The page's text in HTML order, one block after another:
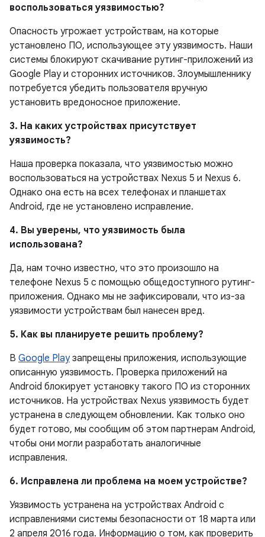
воспользоваться уязвимостью?
Опасность угрожает устройствам, на которые
установлено ПО, использующее эту уязвимость. Наши
системы блокируют скачивание рутинг-приложений из
Google Play и сторонних источников. Злоумышленнику
потребуется убедить пользователя вручную
установить вредоносное приложение.
3. На каких устройствах присутствует
уязвимость?
Наша проверка показала, что уязвимостью можно
воспользоваться на устройствах Nexus 5 и Nexus 6.
Однако она есть на всех телефонах и планшетах
Android, где не установлено исправление.
4. Вы уверены, что уязвимость была
использована?
Да, нам точно известно, что это произошло на
телефоне Nexus 5 с помощью общедоступного рутинг-
приложения. Однако мы не зафиксировали, что из-за
уязвимости устройствам был нанесен вред.
5. Как вы планируете решить проблему?
В Google Playзапрещены приложения, использующие
описанную уязвимость. Проверка приложений на
Android блокирует установку такого ПО из сторонних
источников. На устройствах Nexus уязвимость будет
устранена в следующем обновлении. Как только оно
будет готово, мы сообщим об этом партнерам Android,
чтобы они могли разработать аналогичные
исправления.
6. Исправлена ли проблема на моем устройстве?
Уязвимость устранена на устройствах Android с
исправлениями системы безопасности от 18 марта или
2 апреля 2016 года. Информацию о том, как проверить